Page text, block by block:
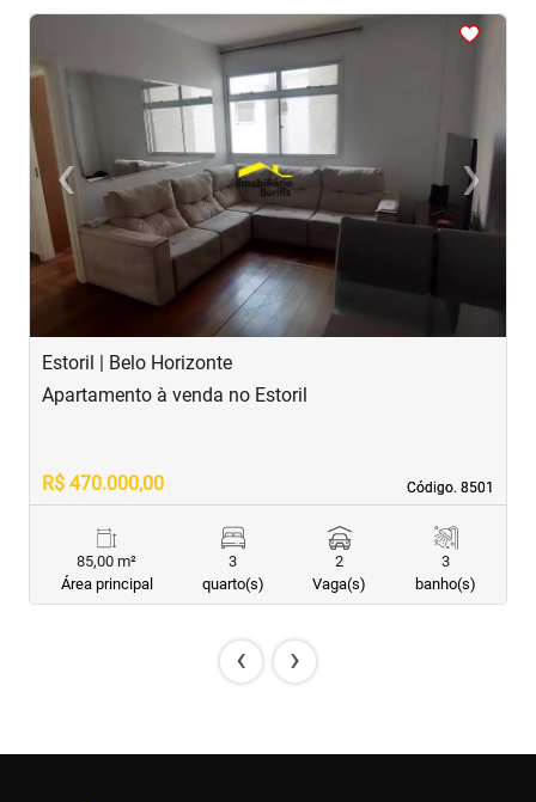
‹Previous ›Next
Estoril | Belo Horizonte
Código. 8501
Código. 8501
Apartamento à venda no Estoril
R$ 470.000,00
85,00 m²
Área principal
3
quarto(s)
2
Vaga(s)
3
banho(s)
‹ ›